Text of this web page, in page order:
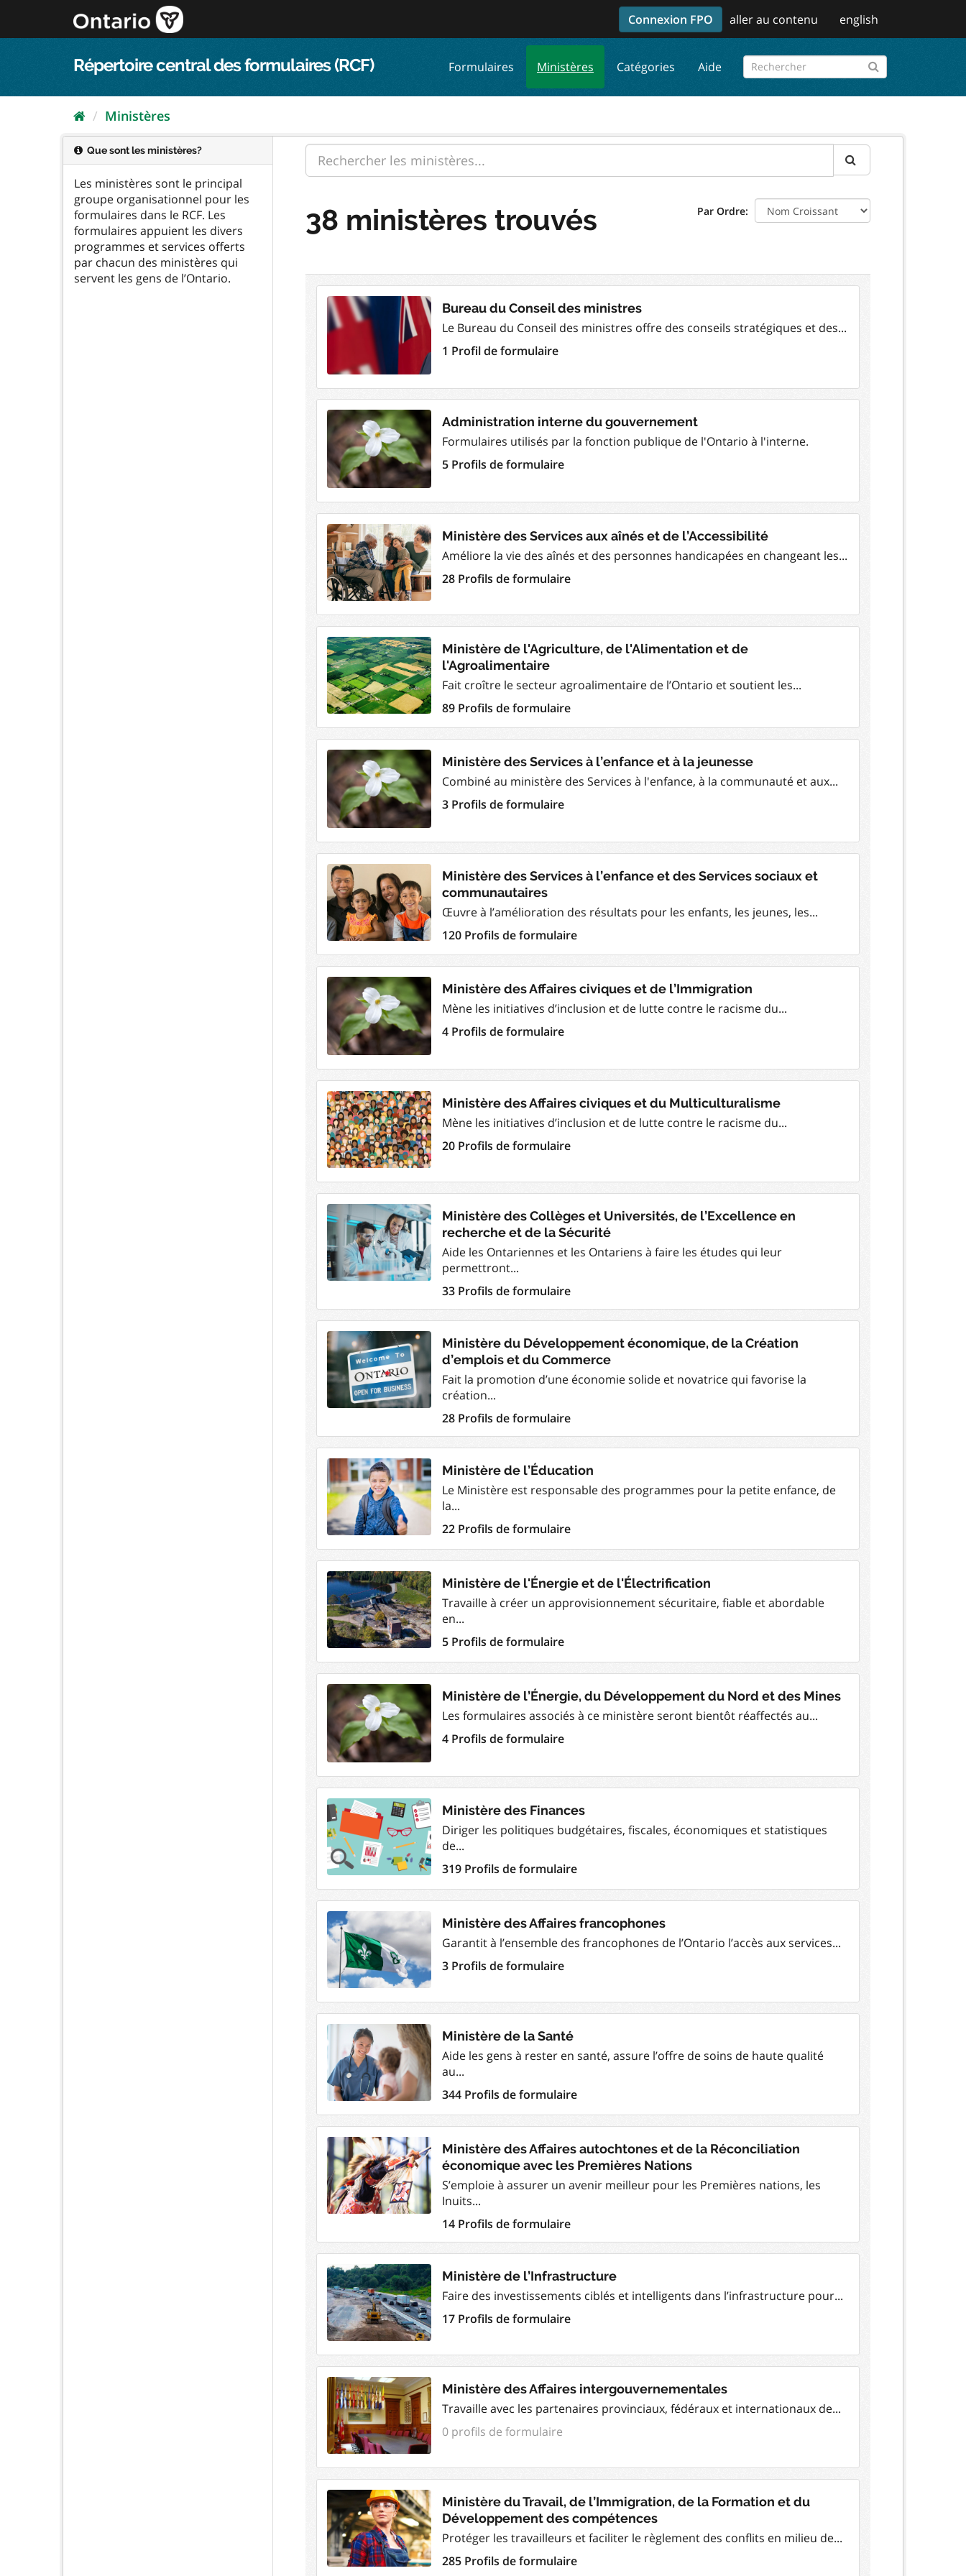
au
Connexion FPO aller au contenu english
Répertoire central des formulaires (RCF) Formulaires Ministères Catégories Aide
Ministères
Que sont les ministères?
Les ministères sont le principal
groupe organisationnel pour les
formulaires dans le RCF. Les
formulaires appuient les divers
programmes et services offerts
par chacun des ministères qui
servent les gens de l’Ontario.
Par Ordre
38 ministères trouvés
Bureau du Conseil des ministres
Le Bureau du Conseil des ministres offre des conseils stratégiques et des...
1 Profil de formulaire
Administration interne du gouvernement
Formulaires utilisés par la fonction publique de l'Ontario à l'interne.
5 Profils de formulaire
Ministère des Services aux aînés et de l’Accessibilité
Améliore la vie des aînés et des personnes handicapées en changeant les...
28 Profils de formulaire
Ministère de l'Agriculture, de l'Alimentation et de
l'Agroalimentaire
Fait croître le secteur agroalimentaire de l’Ontario et soutient les...
89 Profils de formulaire
Ministère des Services à l’enfance et à la jeunesse
Combiné au ministère des Services à l'enfance, à la communauté et aux...
3 Profils de formulaire
Ministère des Services à l’enfance et des Services sociaux et
communautaires
Œuvre à l’amélioration des résultats pour les enfants, les jeunes, les...
120 Profils de formulaire
Ministère des Affaires civiques et de l’Immigration
Mène les initiatives d’inclusion et de lutte contre le racisme du...
4 Profils de formulaire
Ministère des Affaires civiques et du Multiculturalisme
Mène les initiatives d’inclusion et de lutte contre le racisme du...
20 Profils de formulaire
Ministère des Collèges et Universités, de l’Excellence en
recherche et de la Sécurité
Aide les Ontariennes et les Ontariens à faire les études qui leur
permettront...
33 Profils de formulaire
Ministère du Développement économique, de la Création
d’emplois et du Commerce
Fait la promotion d’une économie solide et novatrice qui favorise la
création...
28 Profils de formulaire
Ministère de l’Éducation
Le Ministère est responsable des programmes pour la petite enfance, de
la...
22 Profils de formulaire
Ministère de l'Énergie et de l'Électrification
Travaille à créer un approvisionnement sécuritaire, fiable et abordable
en...
5 Profils de formulaire
Ministère de l’Énergie, du Développement du Nord et des Mines
Les formulaires associés à ce ministère seront bientôt réaffectés au...
4 Profils de formulaire
Ministère des Finances
Diriger les politiques budgétaires, fiscales, économiques et statistiques
de...
319 Profils de formulaire
Ministère des Affaires francophones
Garantit à l’ensemble des francophones de l’Ontario l’accès aux services...
3 Profils de formulaire
Ministère de la Santé
Aide les gens à rester en santé, assure l’offre de soins de haute qualité
au...
344 Profils de formulaire
Ministère des Affaires autochtones et de la Réconciliation
économique avec les Premières Nations
S’emploie à assurer un avenir meilleur pour les Premières nations, les
Inuits...
14 Profils de formulaire
Ministère de l’Infrastructure
Faire des investissements ciblés et intelligents dans l’infrastructure pour...
17 Profils de formulaire
Ministère des Affaires intergouvernementales
Travaille avec les partenaires provinciaux, fédéraux et internationaux de...
0 profils de formulaire
Ministère du Travail, de l’Immigration, de la Formation et du
Développement des compétences
Protéger les travailleurs et faciliter le règlement des conflits en milieu de...
285 Profils de formulaire